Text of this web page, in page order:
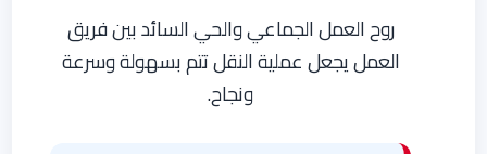
روح العمل الجماعي والحي السائد بين فريق
العمل يجعل عملية النقل تتم بسهولة وسرعة
ونجاح.